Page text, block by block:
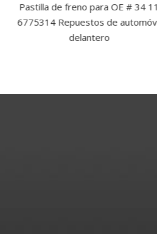
Pastilla de freno para OE # 34 11
6775314 Repuestos de automóvil
delantero